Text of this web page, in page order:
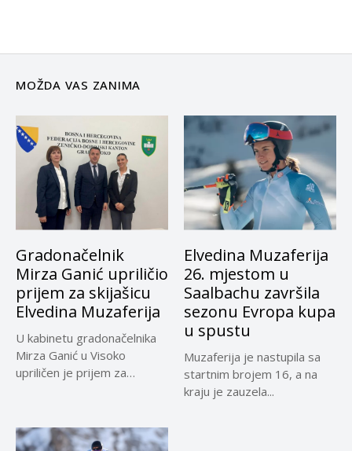
MOŽDA VAS ZANIMA
Gradonačelnik
Mirza Ganić upriličio
prijem za skijašicu
Elvedina Muzaferija
U kabinetu gradonačelnika
Mirza Ganić u Visoko
upriličen je prijem za
Elvedina Muzaferija
26. mjestom u
Saalbachu završila
sezonu Evropa kupa
u spustu
Muzaferija je nastupila sa
startnim brojem 16, a na
kraju je zauzela...